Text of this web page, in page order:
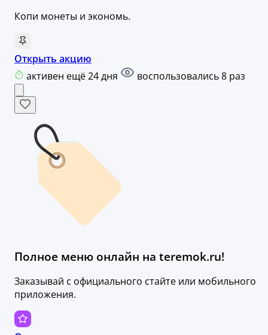
Копи монеты и экономь.
Открыть акцию
активен ещё 24 дня
воспользовались 8 раз
Полное меню онлайн на teremok.ru!
Заказывай с официального стайте или мобильного
приложения.